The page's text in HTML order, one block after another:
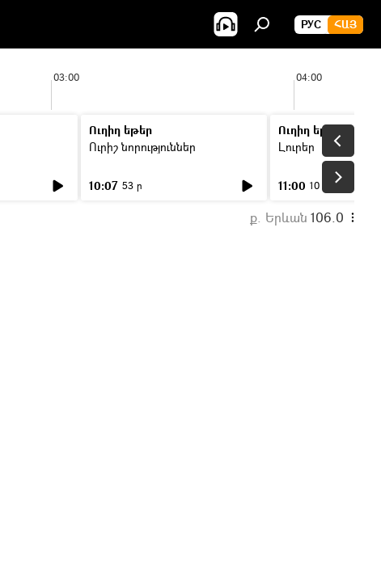
РУС ՀԱՅ
03:00 04:00
Ուղիղ եթեր
Ուրիշ նորություններ
10:07 53 ր
Ուղիղ եթեր
Լուրեր
11:00 10 ր
ք. Երևան 106.0